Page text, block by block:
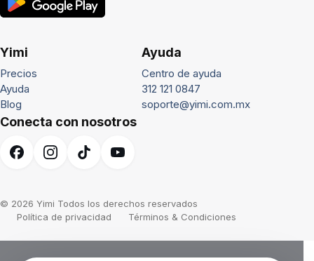
Yimi
Precios
Ayuda
Blog
Ayuda
Centro de ayuda
312 121 0847
soporte@yimi.com.mx
Conecta con nosotros
© 2026 Yimi Todos los derechos reservados
Política de privacidad
Términos & Condiciones